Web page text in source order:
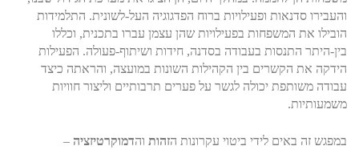
והעבירו סדנאות ופעילויות ברוח הפדגוגיה העל-לשונית. התלמידות
הובילו את המשפחות בפעילויות שהן עצמן עברו בתכנית, וכללו
בין-היתר התנסות בעבודה בסדנה, חידות ושיתוף-פעולה. הפעילות
הידקה את הקשרים בין הקהילות השונות במועצה, והראתה כיצד
עבודה משותפת יכולה לגשר על פערים תרבותיים וליצור חוויות
משמעותיות.
במפגש זה באים לידי ביטוי עקרונות הזהות והדמוקרטיזציה –